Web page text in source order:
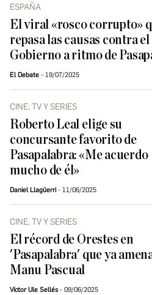
ESPAÑA
El viral «rosco corrupto»
repasa las causas contra el
Gobierno a ritmo de
El Debate 19/07/2025
CINE, TV Y SERIES
Roberto Leal elige su
concursante favorito de
Pasapalabra: «Me acuerdo
mucho de él»
Daniel Llagüerri 11/06/2025
CINE, TV Y SERIES
El récord de Orestes en
'Pasapalabra' que ya
Manu Pascual
Víctor Ule Sellés 09/06/2025